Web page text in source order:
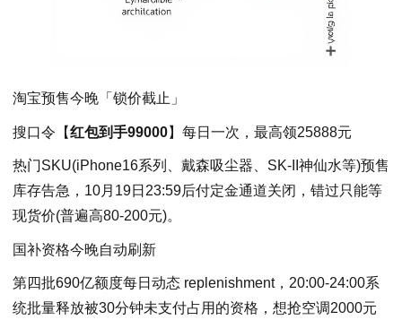
淘宝预售今晚「锁价截止」
搜口令【红包到手99000】每日一次，最高领25888元
热门SKU(iPhone16系列、戴森吸尘器、SK-II神仙水等)预售
库存告急，10月19日23:59后付定金通道关闭，错过只能等
现货价(普遍高80-200元)。
国补资格今晚自动刷新
第四批690亿额度每日动态 replenishment，20:00-24:00系
统批量释放被30分钟未支付占用的资格，想抢空调2000元